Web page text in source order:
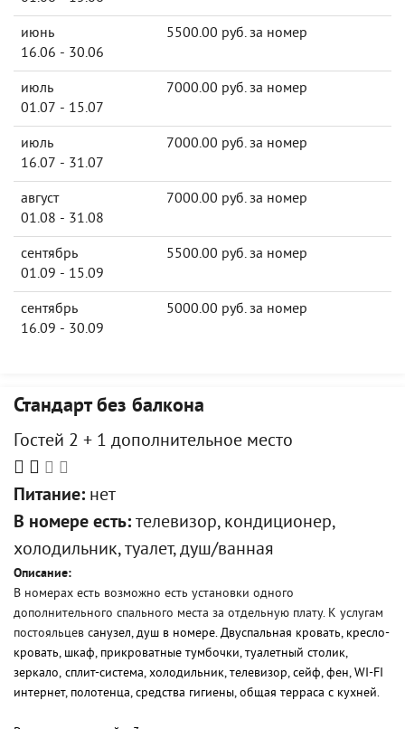
июнь
16.06 - 30.06
5500.00 руб. за номер
июль
01.07 - 15.07
7000.00 руб. за номер
июль
16.07 - 31.07
7000.00 руб. за номер
август
01.08 - 31.08
7000.00 руб. за номер
сентябрь
01.09 - 15.09
5500.00 руб. за номер
сентябрь
16.09 - 30.09
5000.00 руб. за номер
Стандарт без балкона
Гостей 2 + 1 дополнительное место
Питание: нет
В номере есть: телевизор, кондиционер,
холодильник, туалет, душ/ванная
Описание:
В номерах есть возможно есть установки одного
дополнительного спального места за отдельную плату. К услугам
постояльцев санузел, душ в номере. Двуспальная кровать, кресло-
кровать, шкаф, прикроватные тумбочки, туалетный столик,
зеркало, сплит-система, холодильник, телевизор, сейф, фен, WI-FI
интернет, полотенца, средства гигиены, общая терраса с кухней.